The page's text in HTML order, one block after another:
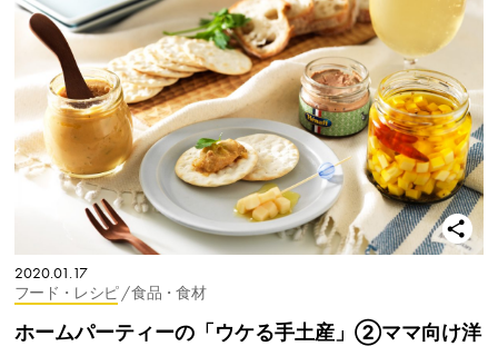
2020.01.17
フード・レシピ / 食品・食材
ホームパーティーの「ウケる手土産」②ママ向け洋